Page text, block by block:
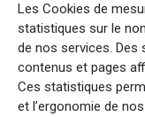
Les Cookies de
statistiques sur le
de nos services. Des
contenus et pages
Ces statistiques
et l’ergonomie de